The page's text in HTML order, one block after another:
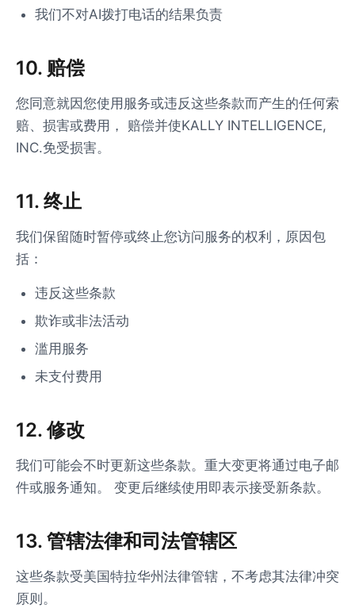
我们不对AI拨打电话的结果负责
10. 赔偿
您同意就因您使用服务或违反这些条款而产生的任何索
赔、损害或费用， 赔偿并使KALLY INTELLIGENCE,
INC.免受损害。
11. 终止
我们保留随时暂停或终止您访问服务的权利，原因包
括：
违反这些条款
欺诈或非法活动
滥用服务
未支付费用
12. 修改
我们可能会不时更新这些条款。重大变更将通过电子邮
件或服务通知。 变更后继续使用即表示接受新条款。
13. 管辖法律和司法管辖区
这些条款受美国特拉华州法律管辖，不考虑其法律冲突
原则。